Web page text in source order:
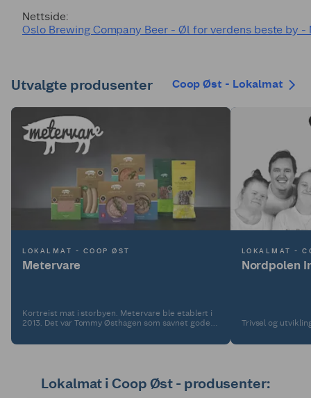
Nettside:
Oslo Brewing Company Beer - Øl for verdens beste by -
Utvalgte produsenter Coop Øst - Lokalmat
LOKALMAT - COOP ØST
Metervare
Kortreist mat i storbyen. Metervare ble etablert i
2013. Det var Tommy Østhagen som savnet gode
egne hender. Pølseproduktene er komponert
LOKALMAT -
Nordpolen
Trivsel og
Lokalmat i Coop Øst - produsenter: